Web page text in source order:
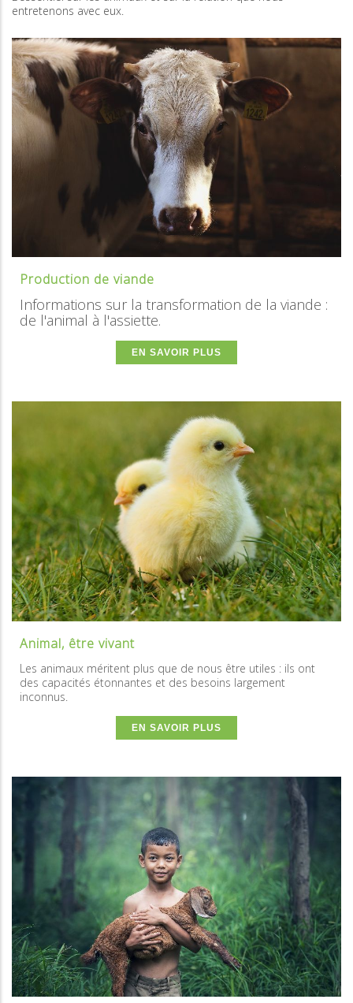
entretenons avec eux.
Production de viande
Informations sur la transformation de la viande :
de l'animal à l'assiette.
EN SAVOIR PLUS
Animal, être vivant
Les animaux méritent plus que de nous être utiles : ils ont
des capacités étonnantes et des besoins largement
inconnus.
EN SAVOIR PLUS